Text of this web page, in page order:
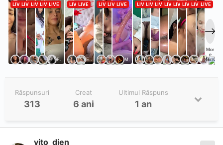
Răspunsuri
313
Creat
6 ani
Ultimul Răspuns
1 an
vito_djen